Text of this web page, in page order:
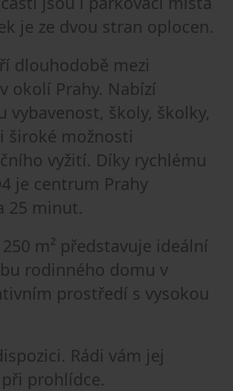
je ze dvou stran oplocen.
dlouhodobě mezi
okolí Prahy. Nabízí
vybavenost, školy, školky,
široké možnosti
vyžití. Díky rychlému
je centrum Prahy
25 minut.
m² představuje ideální
rodinného domu v
prostředí s vysokou
Rádi vám jej
prohlídce.